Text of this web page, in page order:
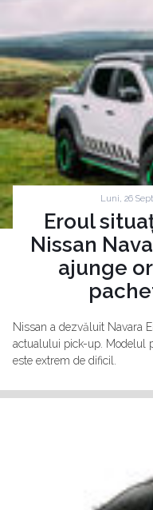
Luni, 26
Eroul
Nissan
ajunge
Nissan a dezvăluit Navara
actualului pick-up. Modelul
este extrem de dificil.